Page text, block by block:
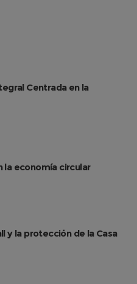
Centrada en la
la economía circular
y la protección de la Casa